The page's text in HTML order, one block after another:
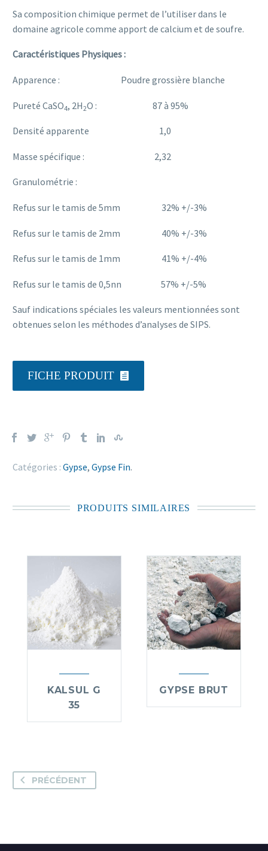
Sa composition chimique permet de l’utiliser dans le
domaine agricole comme apport de calcium et de soufre.
Caractéristiques Physiques :
Apparence : Poudre grossière blanche
Pureté CaSO4, 2H2O : 87 à 95%
Densité apparente 1,0
Masse spécifique : 2,32
Granulométrie :
Refus sur le tamis de 5mm 32% +/-3%
Refus sur le tamis de 2mm 40% +/-3%
Refus sur le tamis de 1mm 41% +/-4%
Refus sur le tamis de 0,5nn 57% +/-5%
Sauf indications spéciales les valeurs mentionnées sont
obtenues selon les méthodes d’analyses de SIPS.
FICHE PRODUIT 
Catégories : Gypse, Gypse Fin.
PRODUITS SIMILAIRES
KALSUL G
35
GYPSE BRUT
PRÉCÉDENT